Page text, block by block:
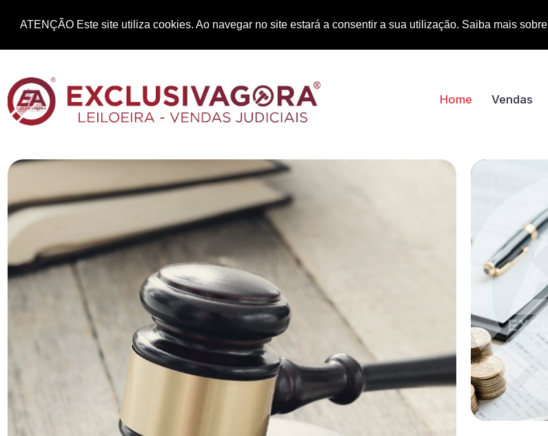
ATENÇÃO Este site utiliza cookies. Ao navegar no site estará a consentir a sua utilização. Saiba mais
Home Vendas